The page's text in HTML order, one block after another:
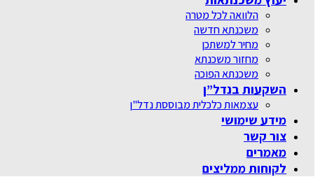
הלוואה לכל מטרה
משכנתא חדשה
מחיר למשתכן
מחזור משכנתא
משכנתא הפוכה
השקעות בנדל”ן
עצמאות כלכלית מבוססת נדל"ן
מידע שימושי
צור קשר
מאמרים
לקוחות ממליצים